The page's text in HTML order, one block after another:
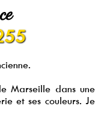
Marseille dans une
et ses couleurs. Je